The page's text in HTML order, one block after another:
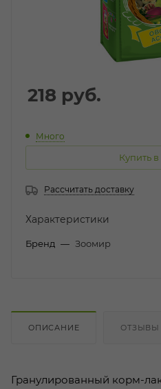
218 руб.
Много
Купить в
Рассчитать доставку
Характеристики
Бренд — Зоомир
ОПИСАНИЕ ОТЗЫВЫ
Гранулированный корм-